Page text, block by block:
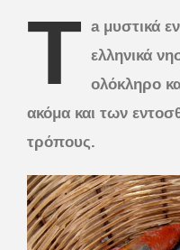
T a μυστικά
ελληνικά
ολόκληρο
ακόμα και των
τρόπους.